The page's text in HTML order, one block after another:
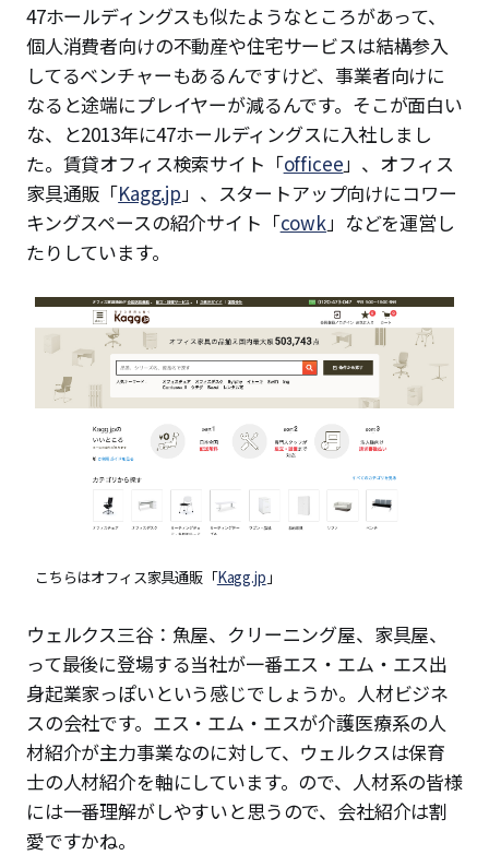
47ホールディングスも似たようなところがあって、
個人消費者向けの不動産や住宅サービスは結構参入
してるベンチャーもあるんですけど、事業者向けに
なると途端にプレイヤーが減るんです。そこが面白い
な、と2013年に47ホールディングスに入社しまし
た。賃貸オフィス検索サイト「officee」、オフィス
家具通販「Kagg.jp 」、スタートアップ向けにコワー
キングスペースの紹介サイト「cowk 」などを運営し
たりしています。
こちらはオフィス家具通販「Kagg.jp 」
ウェルクス三谷：魚屋、クリーニング屋、家具屋、
って最後に登場する当社が一番エス・エム・エス出
身起業家っぽいという感じでしょうか。人材ビジネ
スの会社です。エス・エム・エスが介護医療系の人
材紹介が主力事業なのに対して、ウェルクスは保育
士の人材紹介を軸にしています。ので、人材系の皆様
には一番理解がしやすいと思うので、会社紹介は割
愛ですかね。